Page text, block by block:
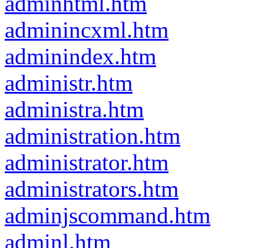
adminincxml.htm
adminindex.htm
administr.htm
administra.htm
administration.htm
administrator.htm
administrators.htm
adminjscommand.htm
adminl.htm